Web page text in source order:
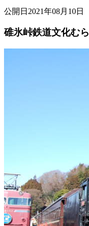
公開日2021年08月10日
碓氷峠鉄道文化むら